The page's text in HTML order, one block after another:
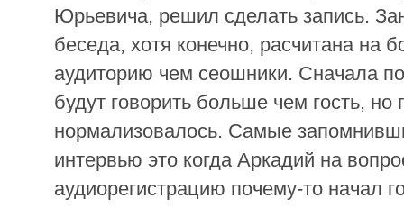
Юрьевича, решил сделать запись.
беседа, хотя конечно, расчитана на
аудиторию чем сеошники. Сначала
будут говорить больше чем гость, но
нормализовалось. Самые
интервью это когда Аркадий на
аудиорегистрацию почему-то начал